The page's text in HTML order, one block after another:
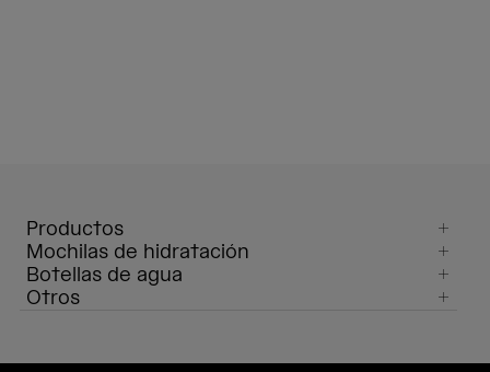
Productos
Mochilas de hidratación
Botellas de agua
Otros